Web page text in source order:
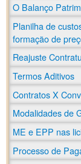
O Balanço
Planilha de
formação de
Reajuste
Termos Aditivos
Contratos X
Modalidades de
ME e EPP nas
Processo de